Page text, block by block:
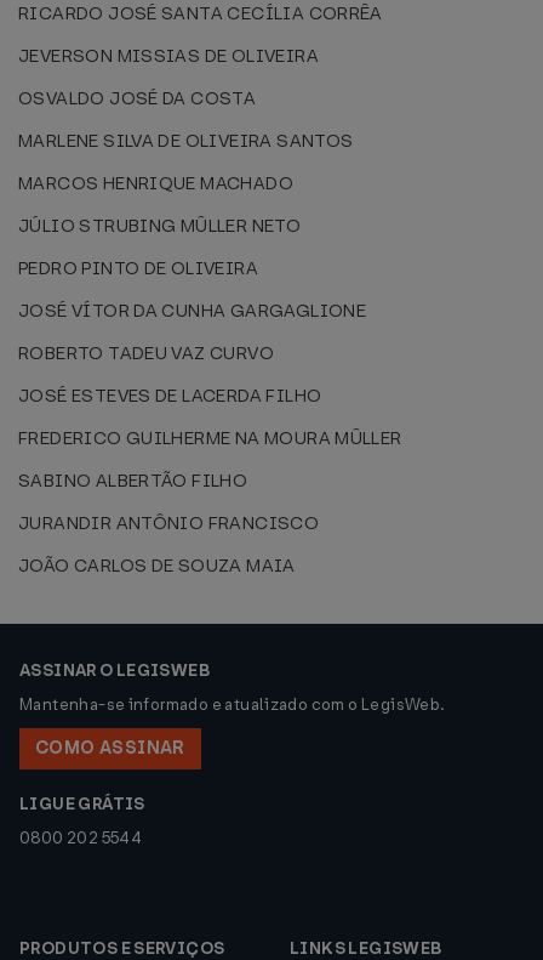
RICARDO JOSÉ SANTA CECÍLIA CORRÊA
JEVERSON MISSIAS DE OLIVEIRA
OSVALDO JOSÉ DA COSTA
MARLENE SILVA DE OLIVEIRA SANTOS
MARCOS HENRIQUE MACHADO
JÚLIO STRUBING MÛLLER NETO
PEDRO PINTO DE OLIVEIRA
JOSÉ VÍTOR DA CUNHA GARGAGLIONE
ROBERTO TADEU VAZ CURVO
JOSÉ ESTEVES DE LACERDA FILHO
FREDERICO GUILHERME NA MOURA MÛLLER
SABINO ALBERTÃO FILHO
JURANDIR ANTÔNIO FRANCISCO
JOÃO CARLOS DE SOUZA MAIA
ASSINAR O LEGISWEB
Mantenha-se informado e atualizado com o LegisWeb.
COMO ASSINAR
LIGUE GRÁTIS
0800 202 5544
PRODUTOS E SERVIÇOS
LINKS LEGISWEB